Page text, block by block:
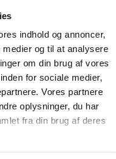
indhold og annoncer,
og til at analysere
om din brug af vores
for sociale medier,
Vores partnere
oplysninger, du har
fra din brug af deres
KATEGORIER